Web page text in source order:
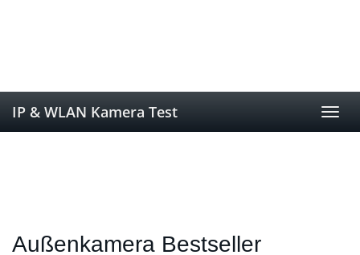
IP & WLAN Kamera Test
Außenkamera Bestseller